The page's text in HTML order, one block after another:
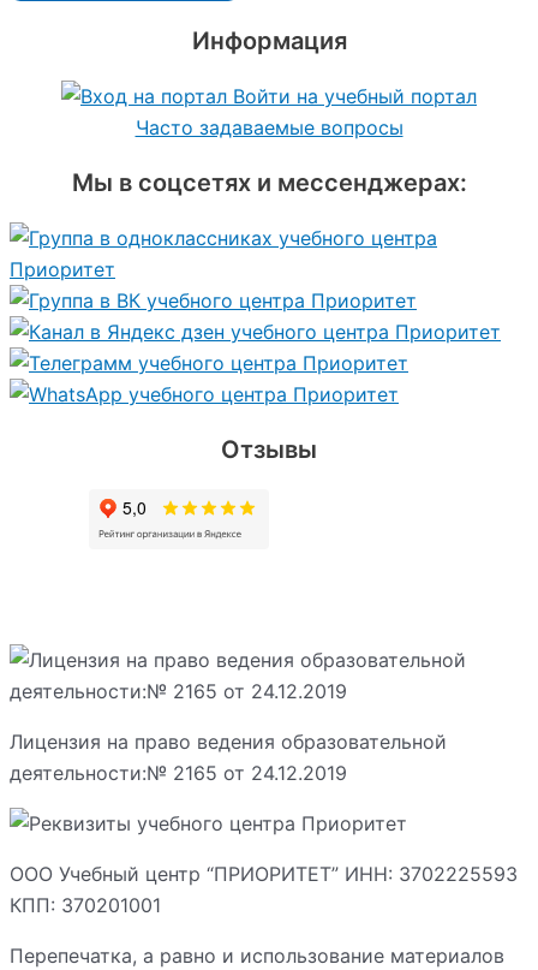
Информация
Войти на учебный портал
Часто задаваемые вопросы
Мы в соцсетях и мессенджерах:
Отзывы
Лицензия на право ведения образовательной
деятельности:№ 2165 от 24.12.2019
ООО Учебный центр “ПРИОРИТЕТ” ИНН: 3702225593
КПП: 370201001
Перепечатка, а равно и использование материалов